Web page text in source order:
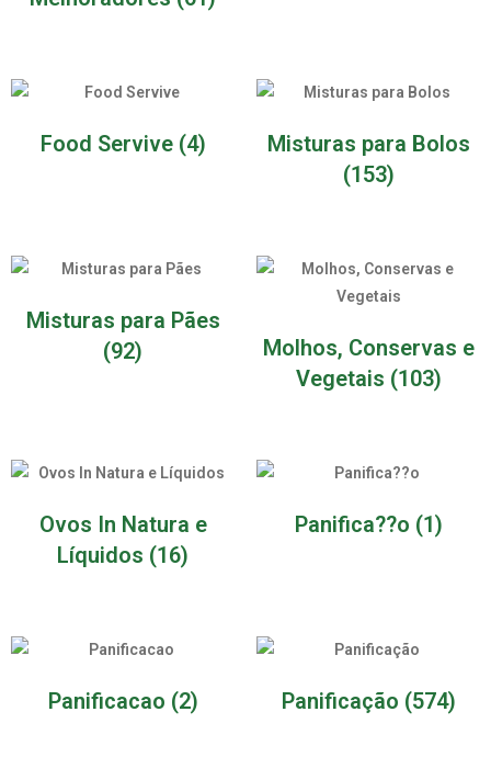
Food Servive (4)
Misturas para Bolos
(153)
Misturas para Pães
(92)
Molhos, Conservas e
Vegetais (103)
Ovos In Natura e
Líquidos (16)
Panifica??o (1)
Panificacao (2) Panificação (574)